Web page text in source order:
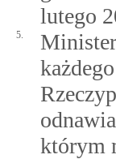
lutego
5.
którym